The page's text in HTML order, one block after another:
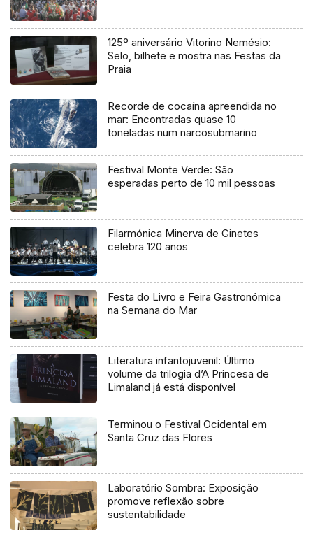
125º aniversário Vitorino Nemésio:
Selo, bilhete e mostra nas Festas da
Praia
Recorde de cocaína apreendida no
mar: Encontradas quase 10
toneladas num narcosubmarino
Festival Monte Verde: São
esperadas perto de 10 mil pessoas
Filarmónica Minerva de Ginetes
celebra 120 anos
Festa do Livro e Feira Gastronómica
na Semana do Mar
Literatura infantojuvenil: Último
volume da trilogia d’A Princesa de
Limaland já está disponível
Terminou o Festival Ocidental em
Santa Cruz das Flores
Laboratório Sombra: Exposição
promove reflexão sobre
sustentabilidade